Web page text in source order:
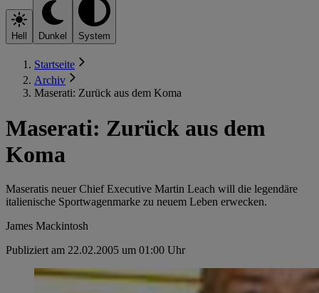
Hell Dunkel System
Startseite
Archiv
Maserati: Zurück aus dem Koma
Maserati: Zurück aus dem
Koma
Maseratis neuer Chief Executive Martin Leach will die legendäre
italienische Sportwagenmarke zu neuem Leben erwecken.
James Mackintosh
Publiziert am 22.02.2005 um 01:00 Uhr